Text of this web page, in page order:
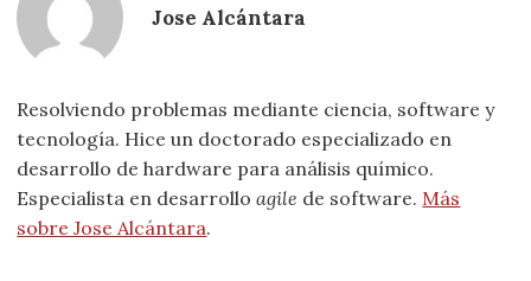
Jose Alcántara
Resolviendo problemas mediante ciencia, software y
tecnología. Hice un doctorado especializado en
desarrollo de hardware para análisis químico.
Especialista en desarrolloagile de software. Más
sobre Jose Alcántara.